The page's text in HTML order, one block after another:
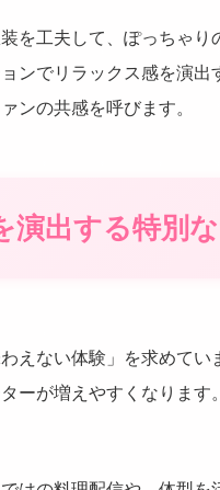
を工夫して、ぽっちゃ
ンでリラックス感を演
ンの共感を呼びます。
演出する特別
えない体験」を求めて
ーが増えやすくなります。